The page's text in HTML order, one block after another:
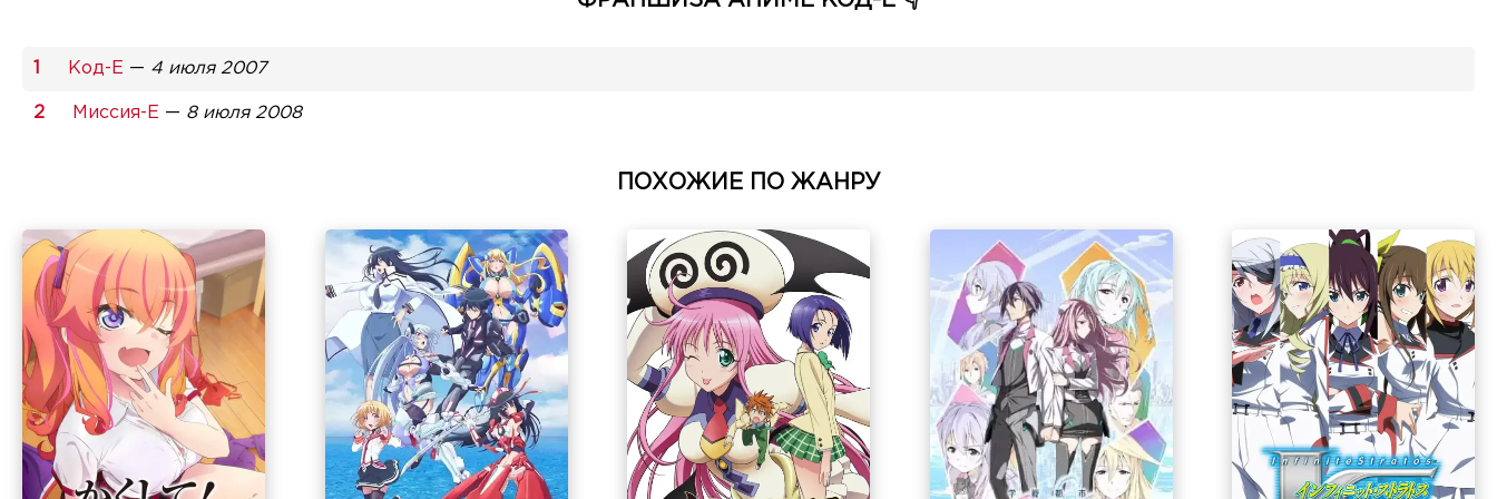
Код-Е — 4 июля 2007
Миссия-Е — 8 июля 2008
ПОХОЖИЕ ПО ЖАНРУ